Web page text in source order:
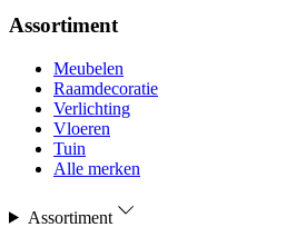
Assortiment
Meubelen
Raamdecoratie
Verlichting
Vloeren
Tuin
Alle merken
Assortiment